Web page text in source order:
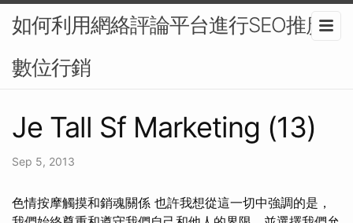
如何利用網絡評論平台進行SEO推廣-
數位行銷
Je Tall Sf Marketing (13)
Sep 5, 2013
色情按摩觸摸和銷魂關係 也許我想從這一切中強調的是，